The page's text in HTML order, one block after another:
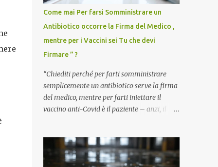
Come mai Per farsi Somministrare un
Antibiotico occorre la Firma del Medico ,
mentre per i Vaccini sei Tu che devi
Firmare ” ?
“Chiediti perché per farti somministrare
semplicemente un antibiotico serve la firma
del medico, mentre per farti iniettare il
vaccino anti-Covid è il paziente – anzi, il
domanda tanto semplice quanto devastante
quella posta dal dottor Andrea Stramezzi,